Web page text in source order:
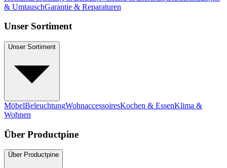
& UmtauschGarantie & Reparaturen
Unser Sortiment
Unser Sortiment
MöbelBeleuchtungWohnaccessoiresKochen & EssenKlima &
Wohnen
Über Productpine
Über Productpine